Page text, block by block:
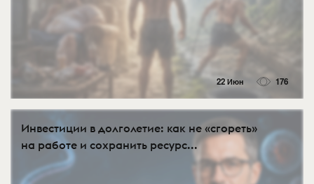
22 Июн 176
Инвестиции в долголетие: как не «сгореть»
на работе и сохранить ресурс...